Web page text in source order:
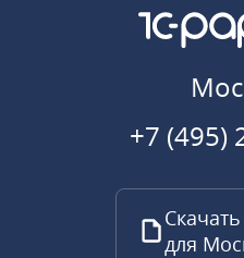
+7 (495)
для